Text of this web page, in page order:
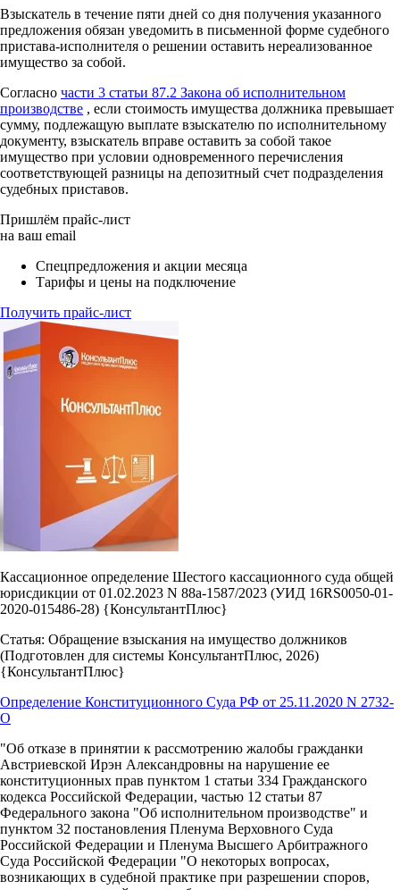
Взыскатель в течение пяти дней со дня получения указанного
предложения обязан уведомить в письменной форме судебного
пристава-исполнителя о решении оставить нереализованное
имущество за собой.
Согласно части 3 статьи 87.2 Закона об исполнительном
производстве , если стоимость имущества должника превышает
сумму, подлежащую выплате взыскателю по исполнительному
документу, взыскатель вправе оставить за собой такое
имущество при условии одновременного перечисления
соответствующей разницы на депозитный счет подразделения
судебных приставов.
Пришлём прайс-лист
на ваш email
Спецпредложения и акции месяца
Тарифы и цены на подключение
Получить прайс-лист
Кассационное определение Шестого кассационного суда общей
юрисдикции от 01.02.2023 N 88а-1587/2023 (УИД 16RS0050-01-
2020-015486-28) {КонсультантПлюс}
Статья: Обращение взыскания на имущество должников
(Подготовлен для системы КонсультантПлюс, 2026)
{КонсультантПлюс}
Определение Конституционного Суда РФ от 25.11.2020 N 2732-
О
"Об отказе в принятии к рассмотрению жалобы гражданки
Австриевской Ирэн Александровны на нарушение ее
конституционных прав пунктом 1 статьи 334 Гражданского
кодекса Российской Федерации, частью 12 статьи 87
Федерального закона "Об исполнительном производстве" и
пунктом 32 постановления Пленума Верховного Суда
Российской Федерации и Пленума Высшего Арбитражного
Суда Российской Федерации "О некоторых вопросах,
возникающих в судебной практике при разрешении споров,